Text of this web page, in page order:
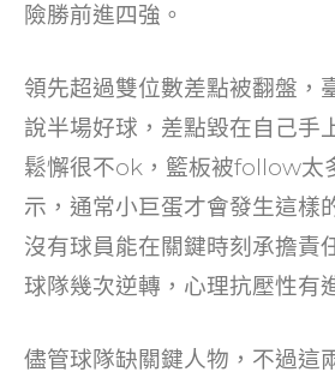
險勝前進四強。
領先超過雙位數差點被翻盤，
說半場好球，差點毀在自己手
鬆懈很不ok，籃板被follow太
示，通常小巨蛋才會發生這樣
沒有球員能在關鍵時刻承擔責
球隊幾次逆轉，心理抗壓性有
儘管球隊缺關鍵人物，不過這